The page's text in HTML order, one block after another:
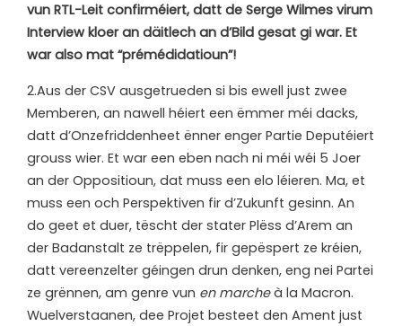
vun RTL-Leit confirméiert, datt de Serge Wilmes virum
Interview kloer an däitlech an d’Bild gesat gi war. Et
war also mat “prémédidatioun”!
2.Aus der CSV ausgetrueden si bis ewell just zwee
Memberen, an nawell héiert een ëmmer méi dacks,
datt d’Onzefriddenheet ënner enger Partie Deputéiert
grouss wier. Et war een eben nach ni méi wéi 5 Joer
an der Oppositioun, dat muss een elo léieren. Ma, et
muss een och Perspektiven fir d’Zukunft gesinn. An
do geet et duer, tëscht der stater Plëss d’Arem an
der Badanstalt ze trëppelen, fir gepëspert ze kréien,
datt vereenzelter géingen drun denken, eng nei Partei
ze grënnen, am genre vun en marcheà la Macron.
Wuelverstaanen, dee Projet besteet den Ament just